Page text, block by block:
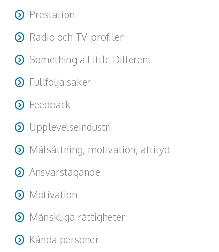
Prestation
Radio och TV-profiler
Something a Little Different
Fullfölja saker
Feedback
Upplevelseindustri
Målsättning, motivation, attityd
Ansvarstagande
Motivation
Mänskliga rättigheter
Kända personer